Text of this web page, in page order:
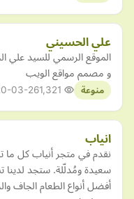
علي الحسيني
الموقع الرسمي للسيد علي
و مصمم مواقع الويب
منوعة 03-26
انياب
نقدم في متجر أنياب كل ما
سعيدة ومُدلّلة. ستجد
أفضل أنواع الطعام الجاف